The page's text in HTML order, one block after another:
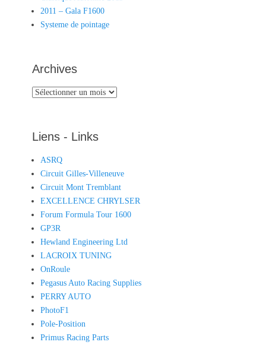
2011 – Gala F1600
Systeme de pointage
Archives
Archives
Liens - Links
ASRQ
Circuit Gilles-Villeneuve
Circuit Mont Tremblant
EXCELLENCE CHRYLSER
Forum Formula Tour 1600
GP3R
Hewland Engineering Ltd
LACROIX TUNING
OnRoule
Pegasus Auto Racing Supplies
PERRY AUTO
PhotoF1
Pole-Position
Primus Racing Parts